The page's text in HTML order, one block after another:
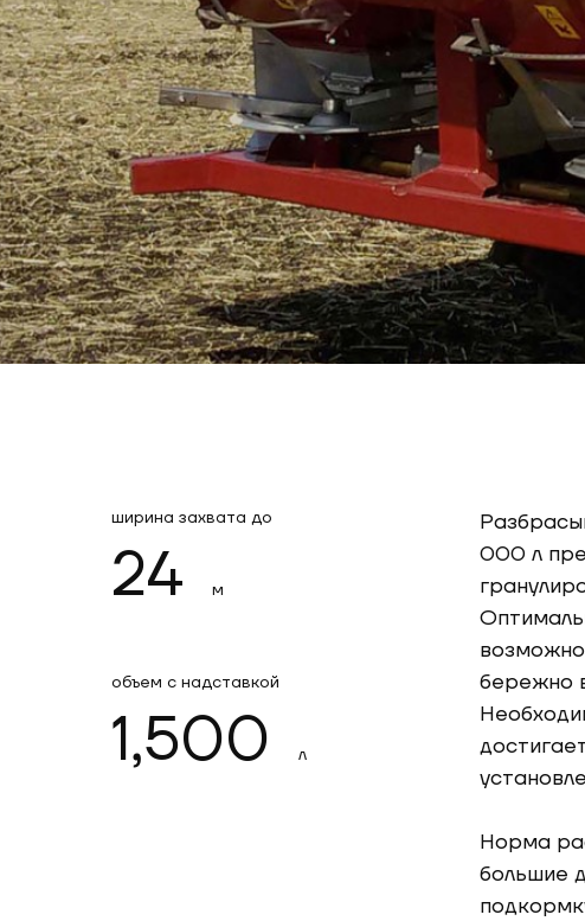
ширина захвата до
24 м
объем с надставкой
1,500 л
000 л
бережно
Норма
большие